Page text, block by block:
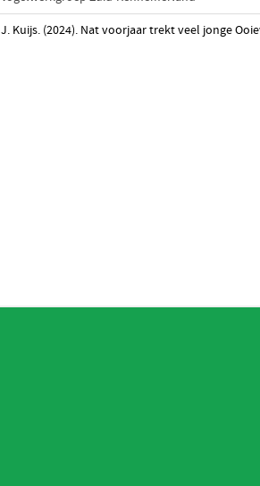
J. Kuijs. (2024). Nat voorjaar trekt veel jonge